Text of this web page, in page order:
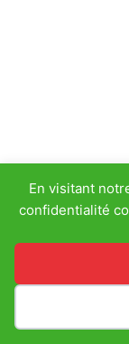
En visitant
confidentialité